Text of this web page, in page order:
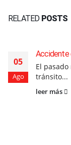
RELATED POSTS
05
Ago
Accidente
El
tránsito...
leer más